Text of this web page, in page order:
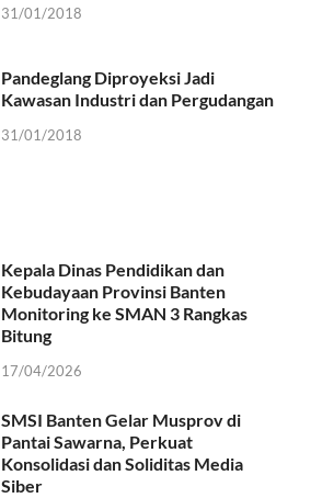
31/01/2018
Pandeglang Diproyeksi Jadi
Kawasan Industri dan Pergudangan
31/01/2018
Kepala Dinas Pendidikan dan
Kebudayaan Provinsi Banten
Monitoring ke SMAN 3 Rangkas
Bitung
17/04/2026
SMSI Banten Gelar Musprov di
Pantai Sawarna, Perkuat
Konsolidasi dan Soliditas Media
Siber